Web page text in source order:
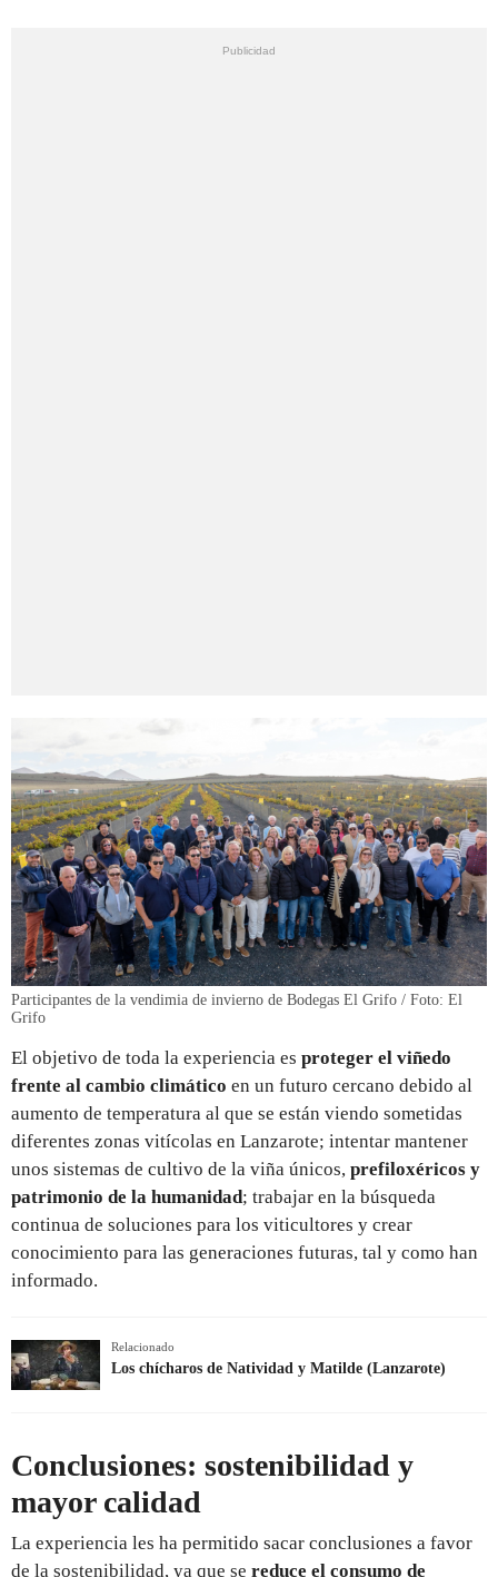
Participantes de la vendimia de invierno de Bodegas El Grifo / Foto: El
Grifo
El objetivo de toda la experiencia es proteger el viñedo
frente al cambio climático en un futuro cercano debido al
aumento de temperatura al que se están viendo sometidas
diferentes zonas vitícolas en Lanzarote; intentar mantener
unos sistemas de cultivo de la viña únicos, prefiloxéricos y
patrimonio de la humanidad; trabajar en la búsqueda
continua de soluciones para los viticultores y crear
conocimiento para las generaciones futuras, tal y como han
informado.
Relacionado
Los chícharos de Natividad y Matilde (Lanzarote)
Conclusiones: sostenibilidad y
mayor calidad
La experiencia les ha permitido sacar conclusiones a favor
de la sostenibilidad, ya que se reduce el consumo de